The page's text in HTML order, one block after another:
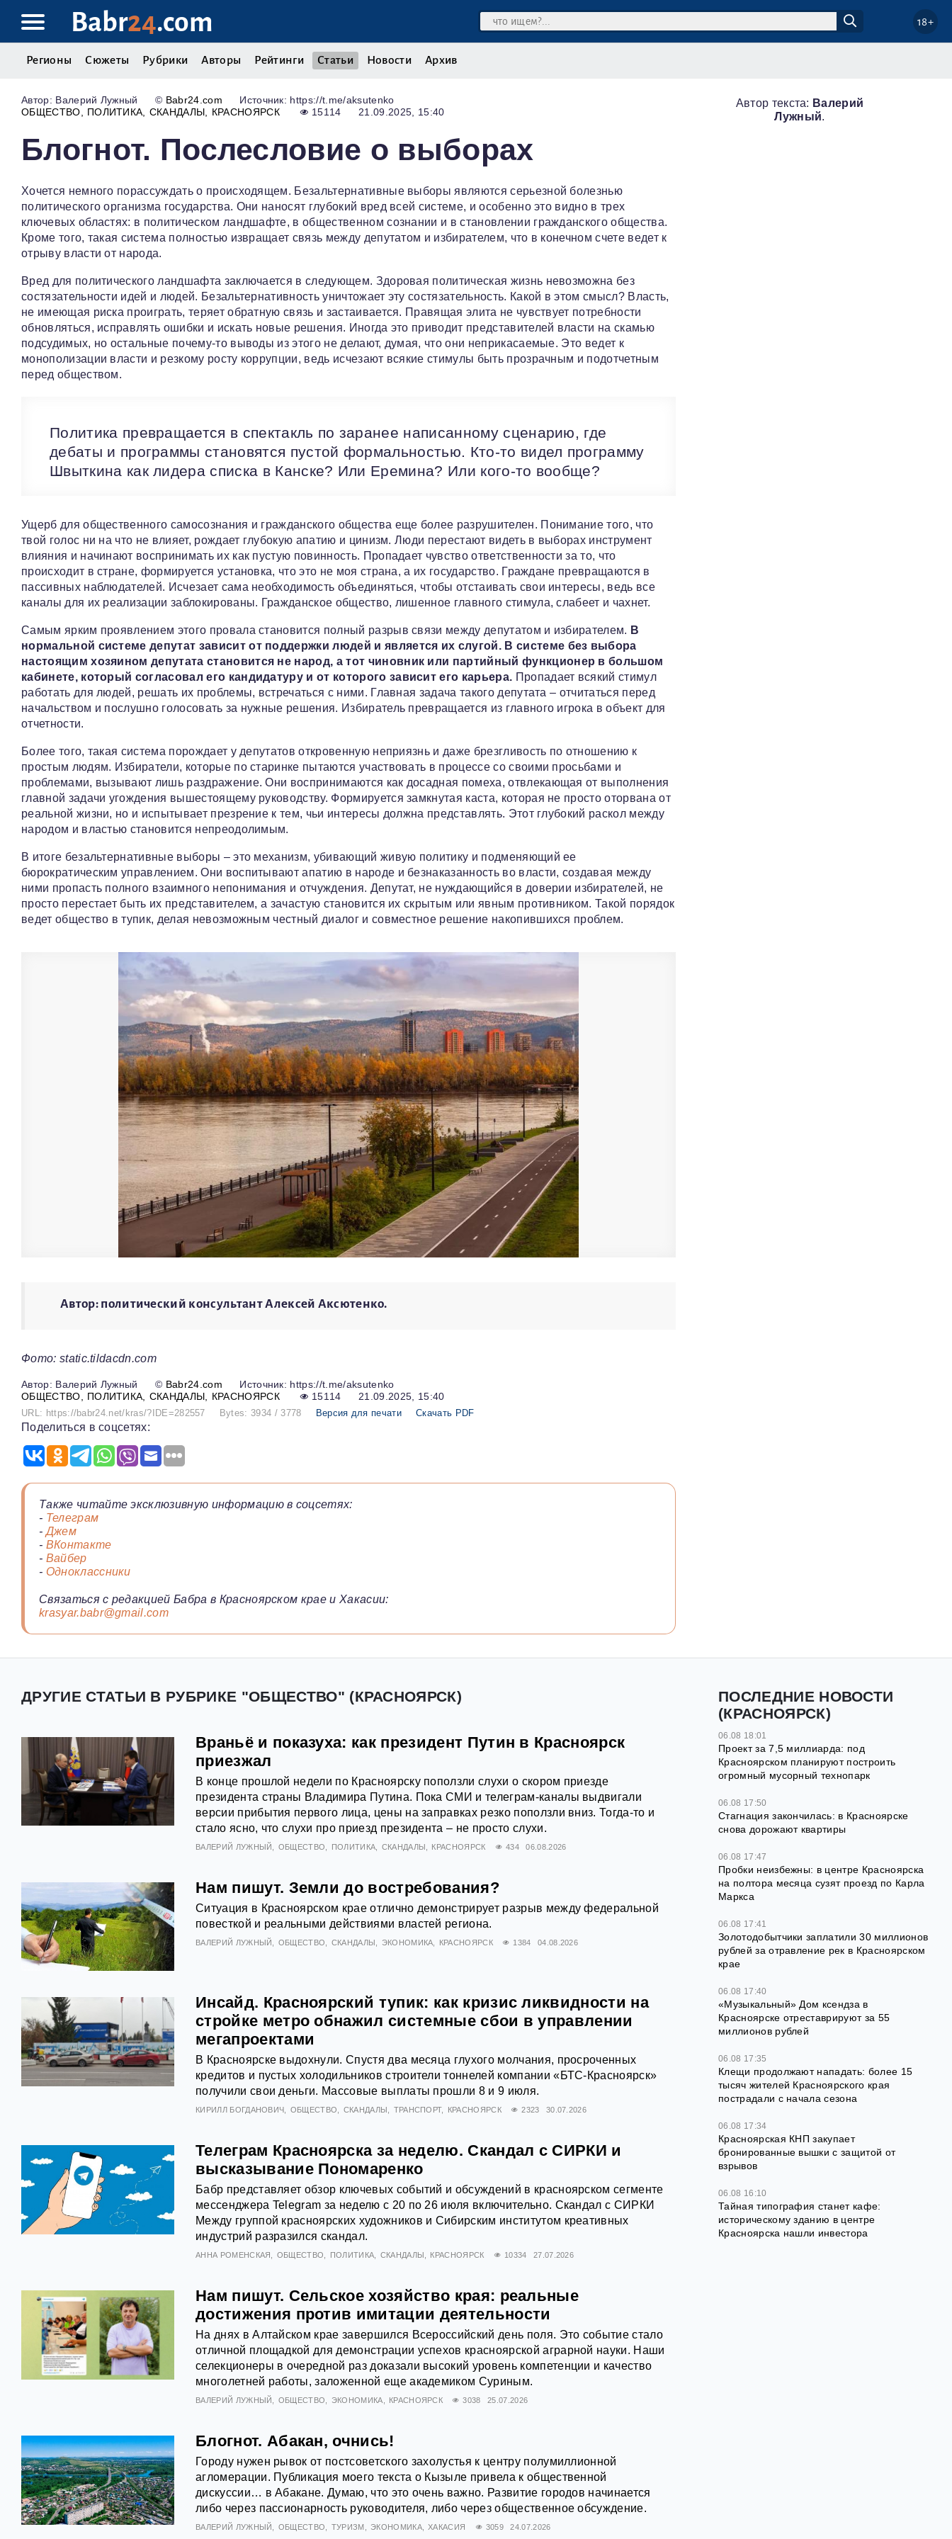
Babr24.com 18+
Регионы Сюжеты Рубрики Авторы Рейтинги Статьи Новости Архив
Валерий Лужный © Babr24.com
Источник: https://t.me/aksutenko
ОБЩЕСТВО
ПОЛИТИКА СКАНДАЛЫ КРАСНОЯРСК 15114 21.09.2025, 15:40
Блогнот. Послесловие о выборах
Хочется немного порассуждать о происходящем. Безальтернативные выборы являются серьезной болезнью
политического организма государства. Они наносят глубокий вред всей системе, и особенно это видно в трех
ключевых областях: в политическом ландшафте, в общественном сознании и в становлении гражданского общества.
Кроме того, такая система полностью извращает связь между депутатом и избирателем, что в конечном счете ведет к
отрыву власти от народа.
Вред для политического ландшафта заключается в следующем. Здоровая политическая жизнь невозможна без
состязательности идей и людей. Безальтернативность уничтожает эту состязательность. Какой в этом смысл? Власть,
не имеющая риска проиграть, теряет обратную связь и застаивается. Правящая элита не чувствует потребности
обновляться, исправлять ошибки и искать новые решения. Иногда это приводит представителей власти на скамью
подсудимых, но остальные почему-то выводы из этого не делают, думая, что они неприкасаемые. Это ведет к
монополизации власти и резкому росту коррупции, ведь исчезают всякие стимулы быть прозрачным и подотчетным
перед обществом.
Политика превращается в спектакль по заранее написанному сценарию, где
дебаты и программы становятся пустой формальностью. Кто-то видел программу
Швыткина как лидера списка в Канске? Или Еремина? Или кого-то вообще?
Ущерб для общественного самосознания и гражданского общества еще более разрушителен. Понимание того, что
твой голос ни на что не влияет, рождает глубокую апатию и цинизм. Люди перестают видеть в выборах инструмент
влияния и начинают воспринимать их как пустую повинность. Пропадает чувство ответственности за то, что
происходит в стране, формируется установка, что это не моя страна, а их государство. Граждане превращаются в
пассивных наблюдателей. Исчезает сама необходимость объединяться, чтобы отстаивать свои интересы, ведь все
каналы для их реализации заблокированы. Гражданское общество, лишенное главного стимула, слабеет и чахнет.
Самым ярким проявлением этого провала становится полный разрыв связи между депутатом и избирателем. В
нормальной системе депутат зависит от поддержки людей и является их слугой. В системе без выбора
настоящим хозяином депутата становится не народ, а тот чиновник или партийный функционер в большом
кабинете, который согласовал его кандидатуру и от которого зависит его карьера. Пропадает всякий стимул
работать для людей, решать их проблемы, встречаться с ними. Главная задача такого депутата – отчитаться перед
начальством и послушно голосовать за нужные решения. Избиратель превращается из главного игрока в объект для
отчетности.
Более того, такая система порождает у депутатов откровенную неприязнь и даже брезгливость по отношению к
простым людям. Избиратели, которые по старинке пытаются участвовать в процессе со своими просьбами и
проблемами, вызывают лишь раздражение. Они воспринимаются как досадная помеха, отвлекающая от выполнения
главной задачи угождения вышестоящему руководству. Формируется замкнутая каста, которая не просто оторвана от
реальной жизни, но и испытывает презрение к тем, чьи интересы должна представлять. Этот глубокий раскол между
народом и властью становится непреодолимым.
В итоге безальтернативные выборы – это механизм, убивающий живую политику и подменяющий ее
бюрократическим управлением. Они воспитывают апатию в народе и безнаказанность во власти, создавая между
ними пропасть полного взаимного непонимания и отчуждения. Депутат, не нуждающийся в доверии избирателей, не
просто перестает быть их представителем, а зачастую становится их скрытым или явным противником. Такой порядок
ведет общество в тупик, делая невозможным честный диалог и совместное решение накопившихся проблем.
Автор: политический консультант Алексей Аксютенко.
Фото: static.tildacdn.com
Валерий Лужный © Babr24.com
Источник: https://t.me/aksutenko
ОБЩЕСТВО
ПОЛИТИКА СКАНДАЛЫ КРАСНОЯРСК 15114 21.09.2025, 15:40
URL: https://babr24.net/kras/?IDE=282557 Bytes: 3934 / 3778 Версия для печати Скачать PDF
Поделиться в соцсетях:
Также читайте эксклюзивную информацию в соцсетях:
- Телеграм
-Джем
- ВКонтакте
- Вайбер
- Одноклассники
Связаться с редакцией Бабра в Красноярском крае и Хакасии:
krasyar.babr@gmail.com
Автор текста: Валерий
Лужный.
ДРУГИЕ СТАТЬИ В РУБРИКЕ "ОБЩЕСТВО" (КРАСНОЯРСК)
Враньё и показуха: как президент Путин в Красноярск
приезжал
В конце прошлой недели по Красноярску поползли слухи о скором приезде
президента страны Владимира Путина. Пока СМИ и телеграм-каналы выдвигали
версии прибытия первого лица, цены на заправках резко поползли вниз. Тогда-то и
стало ясно, что слухи про приезд президента – не просто слухи.
ВАЛЕРИЙ ЛУЖНЫЙ ОБЩЕСТВО ПОЛИТИКА СКАНДАЛЫ КРАСНОЯРСК 434 06.08.2026
Нам пишут. Земли до востребования?
Ситуация в Красноярском крае отлично демонстрирует разрыв между федеральной
повесткой и реальными действиями властей региона.
ВАЛЕРИЙ ЛУЖНЫЙ ОБЩЕСТВО СКАНДАЛЫ ЭКОНОМИКА КРАСНОЯРСК 1384 04.08.2026
Инсайд. Красноярский тупик: как кризис ликвидности на
стройке метро обнажил системные сбои в управлении
мегапроектами
В Красноярске выдохнули. Спустя два месяца глухого молчания, просроченных
кредитов и пустых холодильников строители тоннелей компании «БТС-Красноярск»
получили свои деньги. Массовые выплаты прошли 8 и 9 июля.
КИРИЛЛ БОГДАНОВИЧ ОБЩЕСТВО СКАНДАЛЫ ТРАНСПОРТ КРАСНОЯРСК 2323 30.07.2026
Телеграм Красноярска за неделю. Скандал с СИРКИ и
высказывание Пономаренко
Бабр представляет обзор ключевых событий и обсуждений в красноярском сегменте
мессенджера Telegram за неделю с 20 по 26 июля включительно. Скандал с СИРКИ
Между группой красноярских художников и Сибирским институтом креативных
индустрий разразился скандал.
АННА РОМЕНСКАЯ ОБЩЕСТВО ПОЛИТИКА СКАНДАЛЫ КРАСНОЯРСК 10334 27.07.2026
Нам пишут. Сельское хозяйство края: реальные
достижения против имитации деятельности
На днях в Алтайском крае завершился Всероссийский день поля. Это событие стало
отличной площадкой для демонстрации успехов красноярской аграрной науки. Наши
селекционеры в очередной раз доказали высокий уровень компетенции и качество
многолетней работы, заложенной еще академиком Суриным.
ВАЛЕРИЙ ЛУЖНЫЙ ОБЩЕСТВО ЭКОНОМИКА КРАСНОЯРСК 3038 25.07.2026
Блогнот. Абакан, очнись!
Городу нужен рывок от постсоветского захолустья к центру полумиллионной
агломерации. Публикация моего текста о Кызыле привела к общественной
дискуссии… в Абакане. Думаю, что это очень важно. Развитие городов начинается
либо через пассионарность руководителя, либо через общественное обсуждение.
ВАЛЕРИЙ ЛУЖНЫЙ ОБЩЕСТВО ТУРИЗМ ЭКОНОМИКА ХАКАСИЯ 3059 24.07.2026
ПОСЛЕДНИЕ НОВОСТИ
(КРАСНОЯРСК)
06.08 18:01
Проект за 7,5 миллиарда: под
Красноярском планируют построить
огромный мусорный технопарк
06.08 17:50
Стагнация закончилась: в Красноярске
снова дорожают квартиры
06.08 17:47
Пробки неизбежны: в центре Красноярска
на полтора месяца сузят проезд по Карла
Маркса
06.08 17:41
Золотодобытчики заплатили 30 миллионов
рублей за отравление рек в Красноярском
крае
06.08 17:40
«Музыкальный» Дом ксендза в
Красноярске отреставрируют за 55
миллионов рублей
06.08 17:35
Клещи продолжают нападать: более 15
тысяч жителей Красноярского края
пострадали с начала сезона
06.08 17:34
Красноярская КНП закупает
бронированные вышки с защитой от
взрывов
06.08 16:10
Тайная типография станет кафе:
историческому зданию в центре
Красноярска нашли инвестора